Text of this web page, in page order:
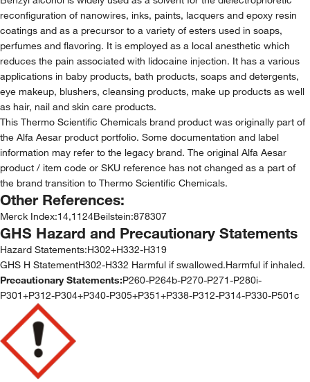
reconfiguration of nanowires, inks, paints, lacquers and epoxy resin
coatings and as a precursor to a variety of esters used in soaps,
perfumes and flavoring. It is employed as a local anesthetic which
reduces the pain associated with lidocaine injection. It has a various
applications in baby products, bath products, soaps and detergents,
eye makeup, blushers, cleansing products, make up products as well
as hair, nail and skin care products.
This Thermo Scientific Chemicals brand product was originally part of
the Alfa Aesar product portfolio. Some documentation and label
information may refer to the legacy brand. The original Alfa Aesar
product / item code or SKU reference has not changed as a part of
the brand transition to Thermo Scientific Chemicals.
Other References:
Merck Index:14,1124Beilstein:878307
GHS Hazard and Precautionary Statements
Hazard Statements:H302+H332-H319
GHS H StatementH302-H332 Harmful if swallowed.Harmful if inhaled.
Precautionary Statements:P260-P264b-P270-P271-P280i-
P301+P312-P304+P340-P305+P351+P338-P312-P314-P330-P501c